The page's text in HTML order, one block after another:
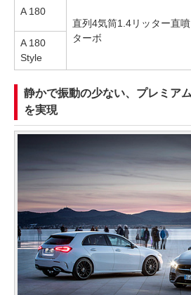
A 180
直列4気筒1.4リッター直噴
ターボ
A 180
Style
静かで振動の少ない、プレミア
を実現